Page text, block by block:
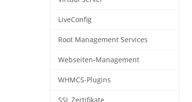
LiveConfig
Root Management Services
Webseiten-Management
WHMCS-Plugins
SSL Zertifikate